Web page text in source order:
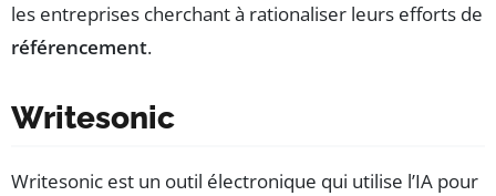
les entreprises cherchant à rationaliser leurs efforts de
référencement.
Writesonic
Writesonic est un outil électronique qui utilise l’IA pour